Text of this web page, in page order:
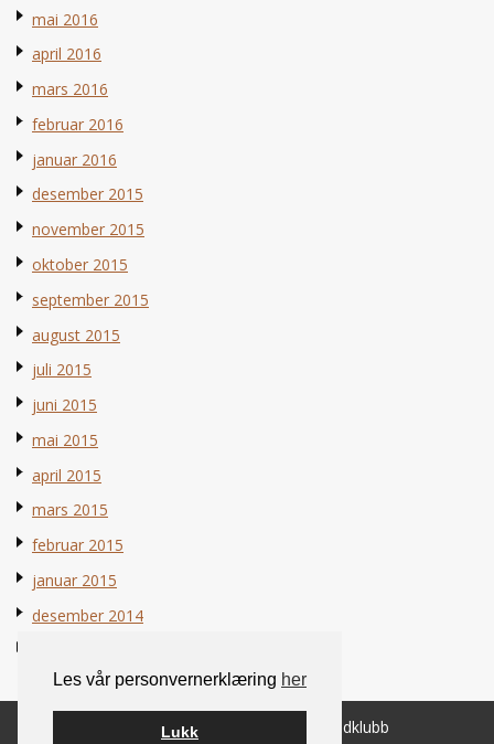
Les vår personvernerklæring her
Lukk
mai 2016
april 2016
mars 2016
februar 2016
januar 2016
desember 2015
november 2015
oktober 2015
september 2015
august 2015
juli 2015
juni 2015
mai 2015
april 2015
mars 2015
februar 2015
januar 2015
desember 2014
© 2026 Norsk Berner Sennenhundklubb